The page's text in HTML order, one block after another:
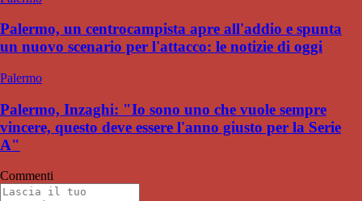
Palermo, un centrocampista apre all'addio e spunta
un nuovo scenario per l'attacco: le notizie di oggi
Palermo
Palermo, Inzaghi: "Io sono uno che vuole sempre
vincere, questo deve essere l'anno giusto per la Serie
A"
Commenti